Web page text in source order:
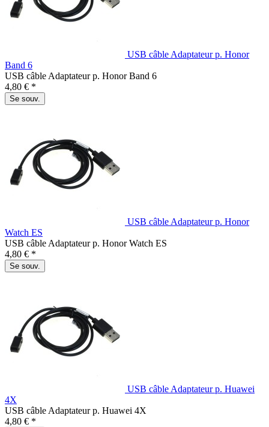
USB câble Adaptateur p. Honor
Band 6
USB câble Adaptateur p. Honor Band 6
4,80 € *
Se souv.
USB câble Adaptateur p. Honor
Watch ES
USB câble Adaptateur p. Honor Watch ES
4,80 € *
Se souv.
USB câble Adaptateur p. Huawei
4X
USB câble Adaptateur p. Huawei 4X
4,80 € *